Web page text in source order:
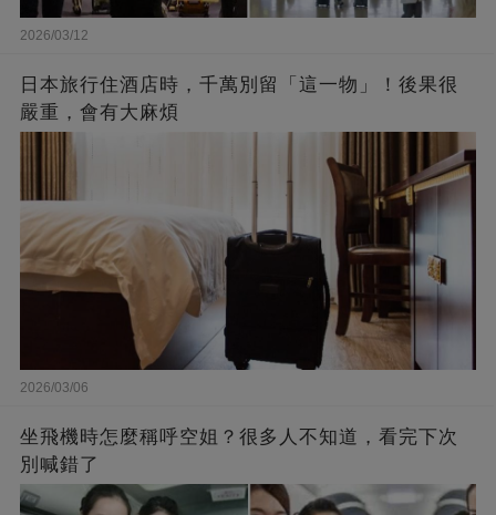
2026/03/12
日本旅行住酒店時，千萬別留「這一物」！後果很
嚴重，會有大麻煩
2026/03/06
坐飛機時怎麼稱呼空姐？很多人不知道，看完下次
別喊錯了